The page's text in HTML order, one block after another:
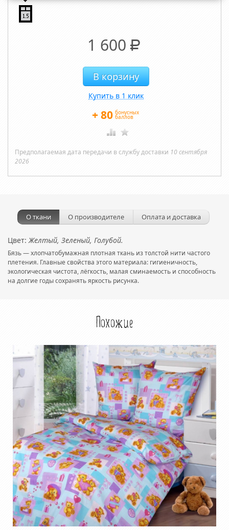
1 600Р
Купить в 1 клик
+80 бонусных
баллов
Предполагаемая дата передачи в службу доставки 10 сентября
2026
О ткани О производителе Оплата и доставка
Цвет: Желтый, Зеленый, Голубой.
Бязь — хлопчатобумажная плотная ткань из толстой нити частого
плетения. Главные свойства этого материала: гигиеничность,
экологическая чистота, лёгкость, малая сминаемость и способность
на долгие годы сохранять яркость рисунка.
Похожие